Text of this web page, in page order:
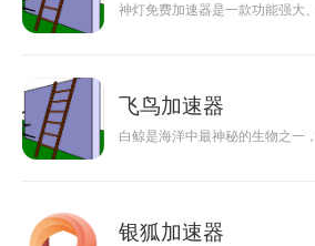
神灯免费加速器是一款功能强大
飞鸟加速器
白鲸是海洋中最神秘的生物之一
银狐加速器